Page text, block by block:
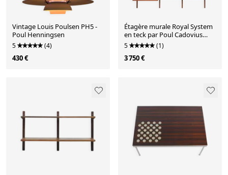
Vintage Louis Poulsen PH5 -
Poul Henningsen
5 (4)
430 €
Étagère murale Royal System
en teck par Poul Cadovius
pour Cado, années 1950.
5 (1)
3 750 €